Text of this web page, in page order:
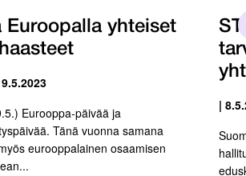
Euroopalla yhteiset
Eurooppa-päivää ja
Tänä vuonna samana
eurooppalainen osaamisen
|